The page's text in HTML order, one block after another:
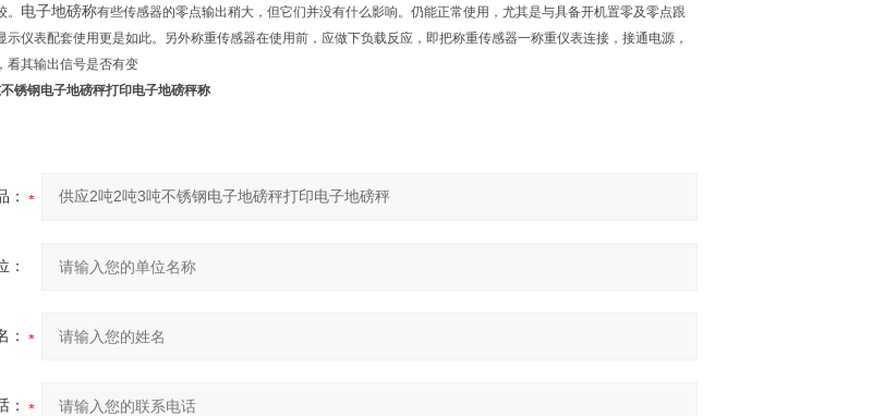
电子地磅称有些传感器的零点输出稍大，但它们并没有什么影响。仍能正常使用，尤其是与具备开机置零及零点跟
示仪表配套使用更是如此。另外称重传感器在使用前，应做下负载反应，即把称重传感器一称重仪表连接，接通电源，
看其输出信号是否有变
锈钢电子地磅秤打印电子地磅秤称
：
：
：
：